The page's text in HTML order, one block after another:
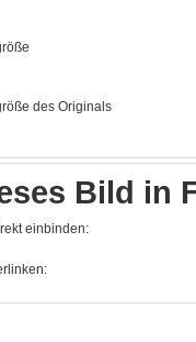
des Originals
Bild in
einbinden: